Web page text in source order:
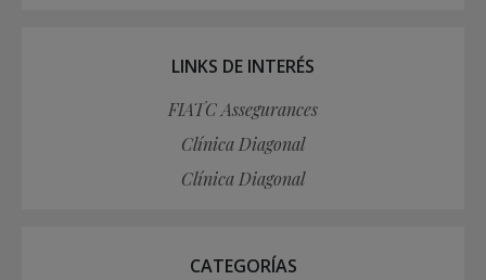
LINKS DE INTERÉS
FIATC Assegurances
Clínica Diagonal
Clínica Diagonal
CATEGORÍAS